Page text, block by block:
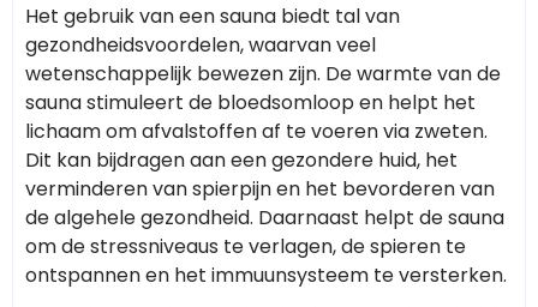
Het gebruik van een sauna biedt tal van
gezondheidsvoordelen, waarvan veel
wetenschappelijk bewezen zijn. De warmte van de
sauna stimuleert de bloedsomloop en helpt het
lichaam om afvalstoffen af te voeren via zweten.
Dit kan bijdragen aan een gezondere huid, het
verminderen van spierpijn en het bevorderen van
de algehele gezondheid. Daarnaast helpt de sauna
om de stressniveaus te verlagen, de spieren te
ontspannen en het immuunsysteem te versterken.